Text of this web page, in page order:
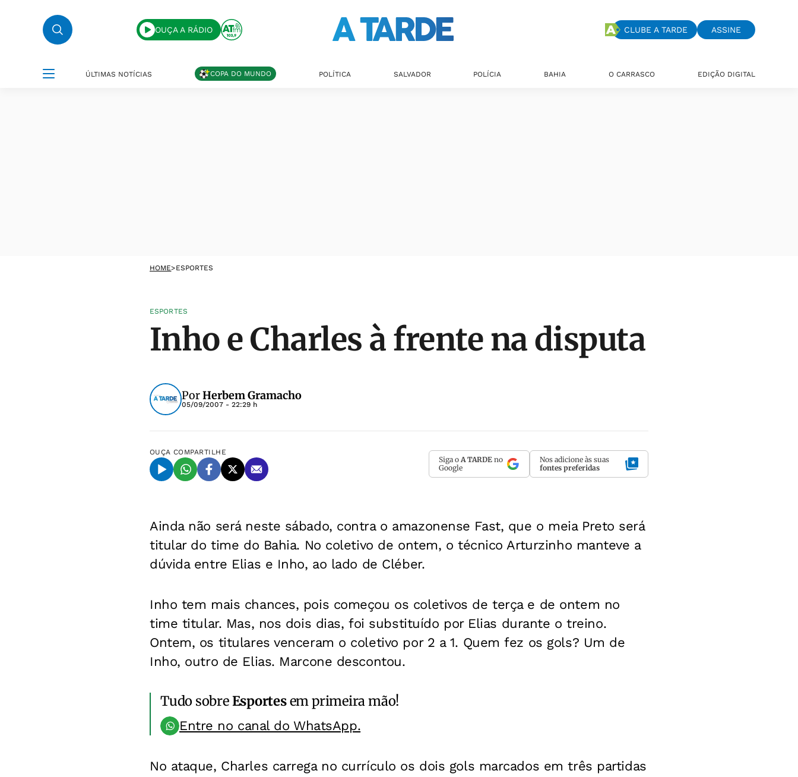
OUÇA A RÁDIO CLUBE A TARDE ASSINE
ÚLTIMAS NOTÍCIAS COPA DO MUNDO POLÍTICA SALVADOR POLÍCIA BAHIA O CARRASCO EDIÇÃO DIGITAL
HOME>ESPORTES
ESPORTES
Inho e Charles à frente na disputa
PorHerbem Gramacho
05/09/2007 - 22:29 h
OUÇA COMPARTILHE
Siga o A TARDE no
Google
Nos adicione às suas
fontes preferidas
Ainda não será neste sábado, contra o amazonense Fast, que o meia Preto será
titular do time do Bahia. No coletivo de ontem, o técnico Arturzinho manteve a
dúvida entre Elias e Inho, ao lado de Cléber.
Inho tem mais chances, pois começou os coletivos de terça e de ontem no
time titular. Mas, nos dois dias, foi substituído por Elias durante o treino.
Ontem, os titulares venceram o coletivo por 2 a 1. Quem fez os gols? Um de
Inho, outro de Elias. Marcone descontou.
Tudo sobreEsportesem primeira mão!
Entre no canal do WhatsApp.
No ataque, Charles carrega no currículo os dois gols marcados em três partidas